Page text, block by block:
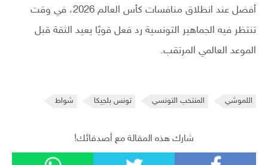
أفضل عند انطلاق منافسات كأس العالم 2026، في وقت
تنتظر فيه الجماهير التونسية رد فعل قويًا يعيد الثقة قبل
الموعد العالمي المرتقب.
اللموشي المنتخب التونسي تونس بلجيكا شواط
شارك هذه المقالة مع أصدقائك!